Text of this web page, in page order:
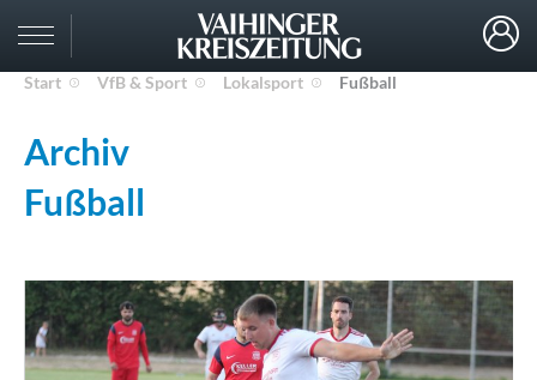
Start VfB & Sport Lokalsport Fußball
Archiv
Fußball